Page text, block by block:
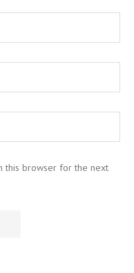
this browser for the next